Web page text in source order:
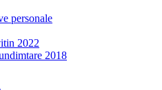
personale
2022
2018